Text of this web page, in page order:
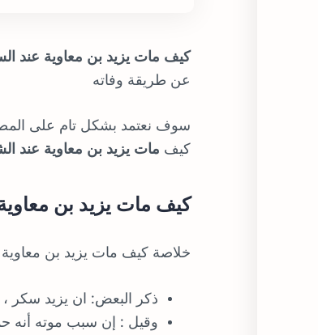
كيف مات يزيد بن معاوية عند
عن طريقة وفاته
سوف نعتمد بشكل تام على
كيف مات يزيد بن معاوية عند
كيف مات يزيد بن
خلاصة كيف مات يزيد بن
ذكر البعض: ان يزيد سكر
وقيل : إن سبب موته أنه